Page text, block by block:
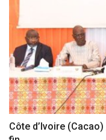
Côte d’Ivoire